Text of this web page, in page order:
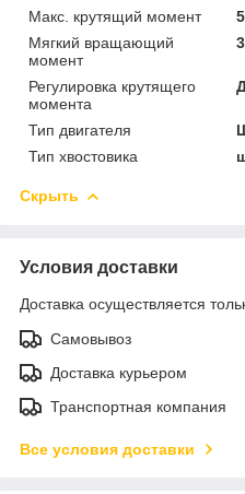
Макс. крутящий момент
Мягкий вращающий
момент
Регулировка крутящего
момента
Тип двигателя
Тип хвостовика
Скрыть
Условия доставки
Доставка осуществляется
Самовывоз
Доставка курьером
Транспортная компания
Все условия доставки